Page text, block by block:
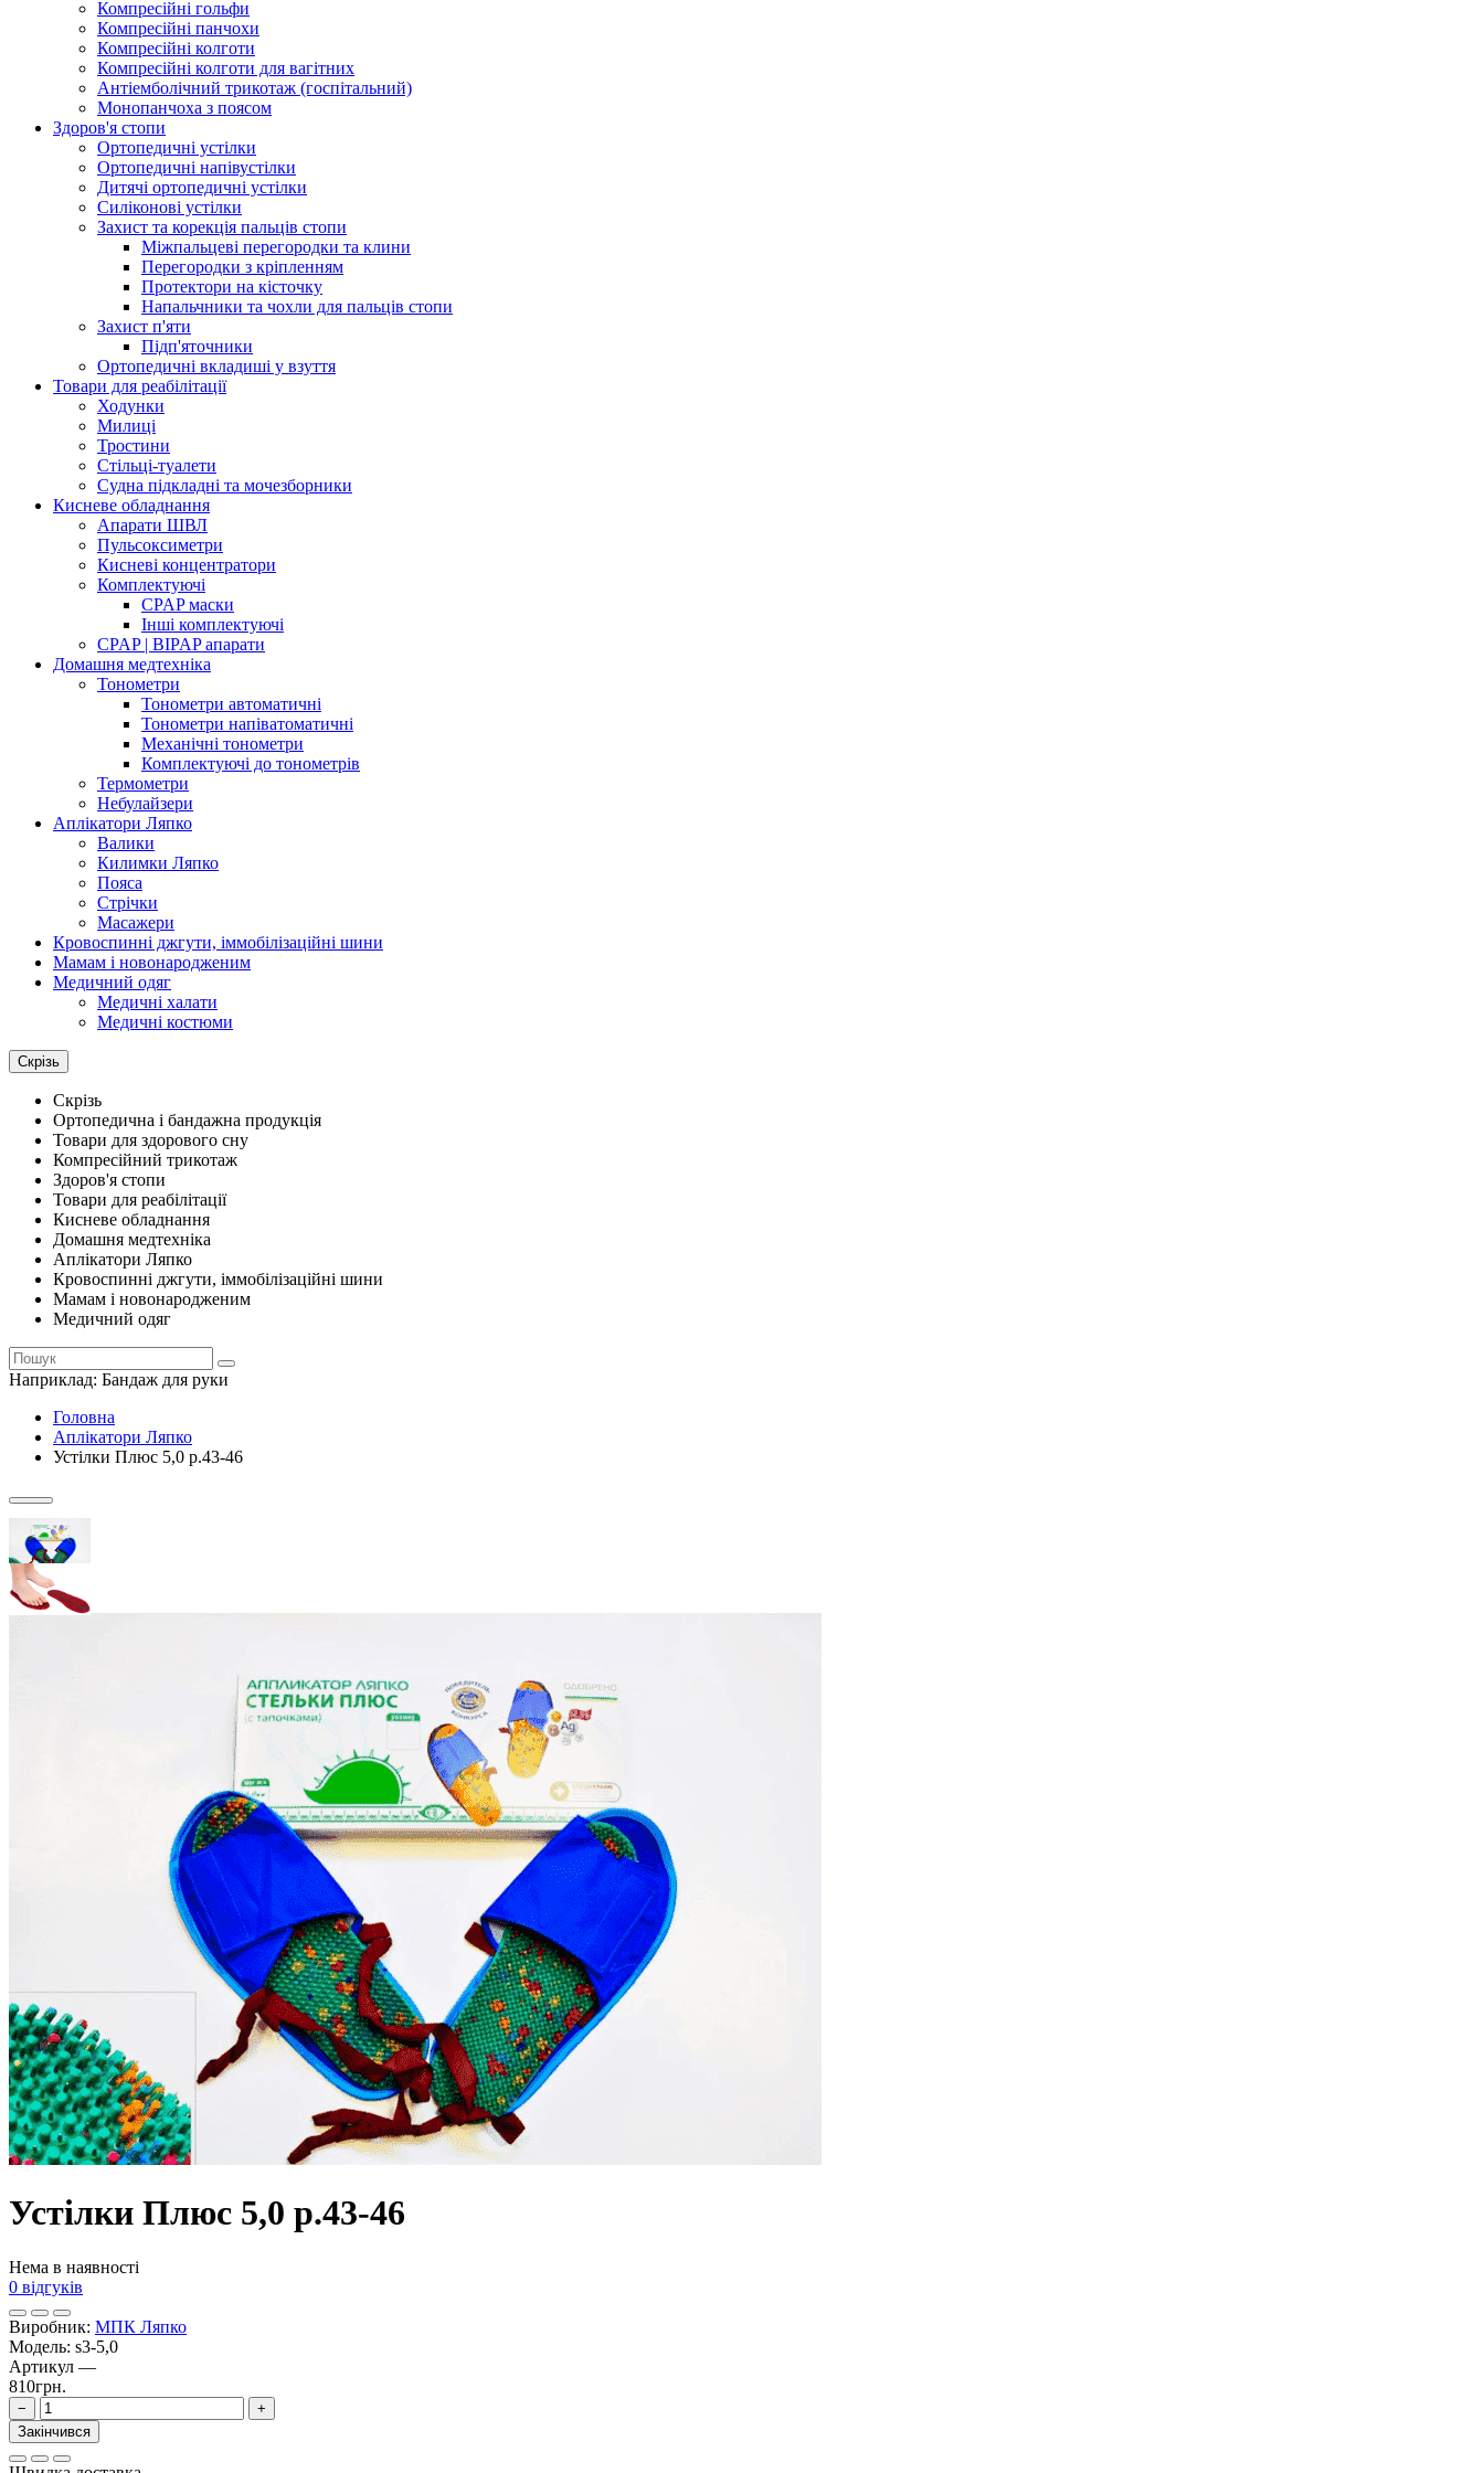
Компресійні гольфи
Компресійні панчохи
Компресійні колготи
Компресійні колготи для вагітних
Антіемболічний трикотаж (госпітальний)
Монопанчоха з поясом
Здоров'я стопи
Ортопедичні устілки
Ортопедичні напівустілки
Дитячі ортопедичні устілки
Силіконові устілки
Захист та корекція пальців стопи
Міжпальцеві перегородки та клини
Перегородки з кріпленням
Протектори на кісточку
Напальчники та чохли для пальців стопи
Захист п'яти
Підп'яточники
Ортопедичні вкладиші у взуття
Товари для реабілітації
Ходунки
Милиці
Тростини
Стільці-туалети
Судна підкладні та мочезборники
Кисневе обладнання
Апарати ШВЛ
Пульсоксиметри
Кисневі концентратори
Комплектуючі
CPAP маски
Інші комплектуючі
CPAP | BIPAP апарати
Домашня медтехніка
Тонометри
Тонометри автоматичні
Тонометри напіватоматичні
Механічні тонометри
Комплектуючі до тонометрів
Термометри
Небулайзери
Аплікатори Ляпко
Валики
Килимки Ляпко
Пояса
Стрічки
Масажери
Кровоспинні джгути, іммобілізаційні шини
Мамам і новонародженим
Медичний одяг
Медичні халати
Медичні костюми
Скрізь
Скрізь
Ортопедична і бандажна продукція
Товари для здорового сну
Компресійний трикотаж
Здоров'я стопи
Товари для реабілітації
Кисневе обладнання
Домашня медтехніка
Аплікатори Ляпко
Кровоспинні джгути, іммобілізаційні шини
Мамам і новонародженим
Медичний одяг
Наприклад: Бандаж для руки
Головна
Аплікатори Ляпко
Устілки Плюс 5,0 р.43-46
Устілки Плюс 5,0 р.43-46
Нема в наявності
0 відгуків
Виробник: МПК Ляпко
Модель: s3-5,0
Артикул —
810грн.
−
+
Закінчився